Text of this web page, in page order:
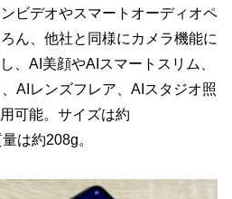
ビデオやスマートオーディオペ
ん、他社と同様にカメラ機能に
、AI美顔やAIスマートスリム、
AIレンズフレア、AIスタジオ照
可能。サイズは約
は約208g。